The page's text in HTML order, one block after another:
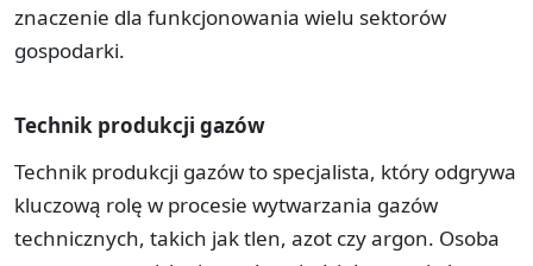
znaczenie dla funkcjonowania wielu sektorów
gospodarki.
Technik produkcji gazów
Technik produkcji gazów to specjalista, który odgrywa
kluczową rolę w procesie wytwarzania gazów
technicznych, takich jak tlen, azot czy argon. Osoba